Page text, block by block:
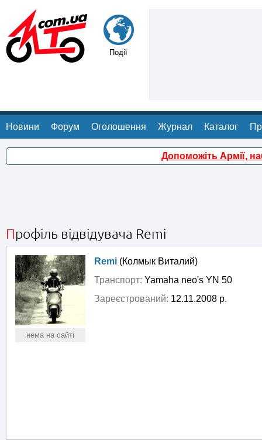
Події
Новини Форум Оголошення Журнал Каталог
Допоможіть Армії,
Профіль відвідувача Remi
нема на сайті
Remi (Колмык Виталий)
Транспорт: Yamaha neo's YN 50
Зареєстрований: 12.11.2008 р.